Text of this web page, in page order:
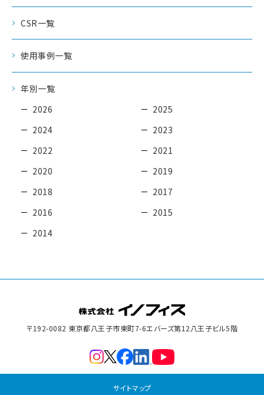
CSR一覧
使用事例一覧
年別一覧
2026
2025
2024
2023
2022
2021
2020
2019
2018
2017
2016
2015
2014
〒192-0082 東京都八王子市東町7-6エバーズ第12八王子ビル5階
サイトマップ